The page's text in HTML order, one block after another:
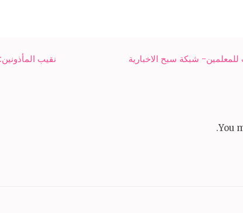
نقيب للمعلمين- شبكة سبح الاخبارية
You